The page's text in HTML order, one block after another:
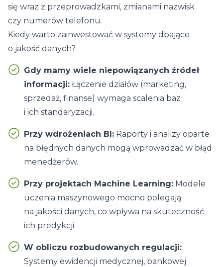
się wraz z przeprowadzkami, zmianami nazwisk
czy numerów telefonu.
Kiedy warto zainwestować w systemy dbające
o jakość danych?
Gdy mamy wiele niepowiązanych źródeł
informacji: Łączenie działów (marketing,
sprzedaż, finanse) wymaga scalenia baz
i ich standaryzacji.
Przy wdrożeniach BI: Raporty i analizy oparte
na błędnych danych mogą wprowadzać w błąd
menedżerów.
Przy projektach Machine Learning: Modele
uczenia maszynowego mocno polegają
na jakości danych, co wpływa na skuteczność
ich predykcji.
W obliczu rozbudowanych regulacji:
Systemy ewidencji medycznej, bankowej